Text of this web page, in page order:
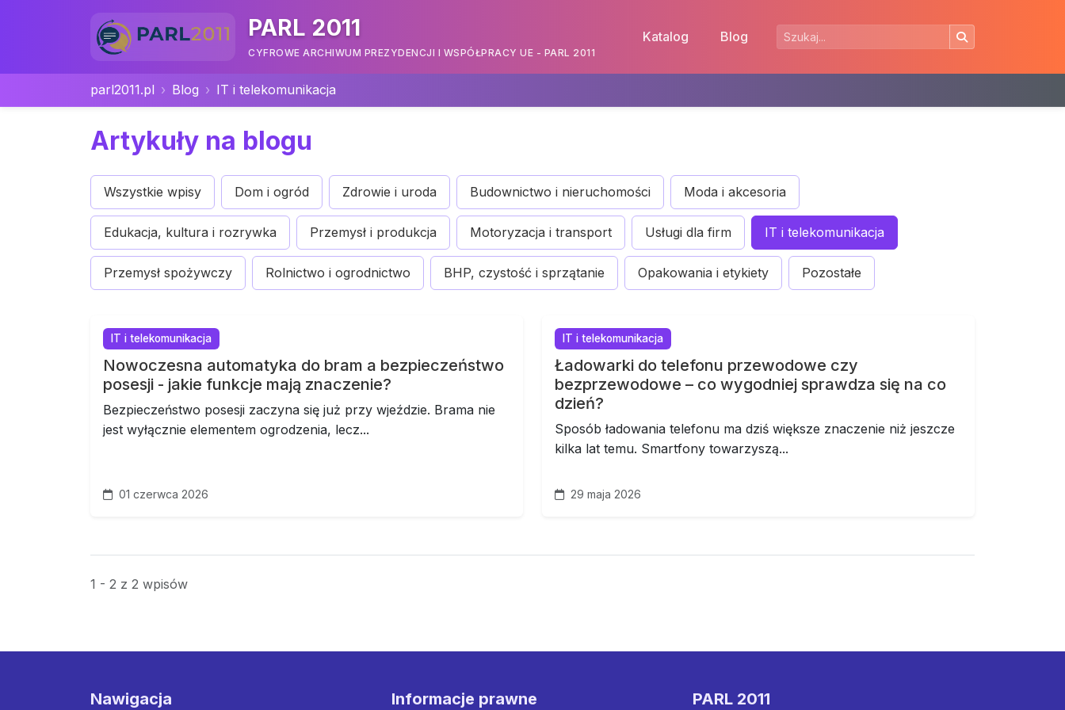
PARL 2011
CYFROWE ARCHIWUM PREZYDENCJI I WSPÓŁPRACY UE - PARL 2011
Katalog Blog
parl2011.pl Blog IT i telekomunikacja
Artykuły na blogu
Wszystkie wpisy Dom i ogród Zdrowie i uroda Budownictwo i nieruchomości Moda i akcesoria
Edukacja, kultura i rozrywka Przemysł i produkcja Motoryzacja i transport Usługi dla firm IT i telekomunikacja
Przemysł spożywczy Rolnictwo i ogrodnictwo BHP, czystość i sprzątanie Opakowania i etykiety Pozostałe
IT i telekomunikacja
Nowoczesna automatyka do bram a bezpieczeństwo
posesji - jakie funkcje mają znaczenie?
Bezpieczeństwo posesji zaczyna się już przy wjeździe. Brama nie
jest wyłącznie elementem ogrodzenia, lecz...
01 czerwca 2026
IT i telekomunikacja
Ładowarki do telefonu przewodowe czy
bezprzewodowe – co wygodniej sprawdza się na co
dzień?
Sposób ładowania telefonu ma dziś większe znaczenie niż jeszcze
kilka lat temu. Smartfony towarzyszą...
29 maja 2026
1 - 2 z 2 wpisów
Nawigacja Informacje prawne PARL 2011